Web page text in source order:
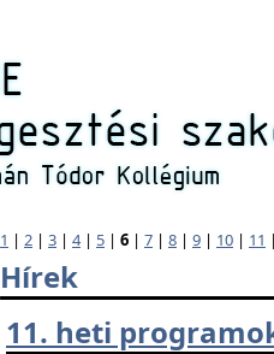
1 | 2 | 3 | 4| 5 | 6 | 7 | 8 | 9 | 10 | 11 |
Hírek
11. heti